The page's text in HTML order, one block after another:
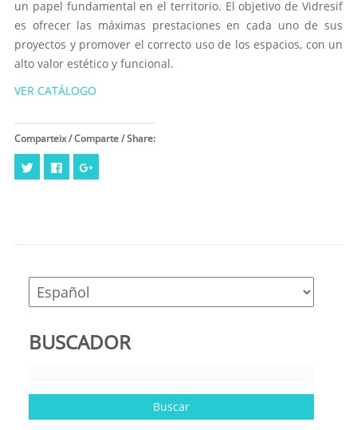
un papel fundamental en el territorio. El objetivo de Vidresif
es ofrecer las máximas prestaciones en cada uno de sus
proyectos y promover el correcto uso de los espacios, con un
alto valor estético y funcional.
VER CATÁLOGO
Comparteix / Comparte / Share:
Haz
para
Haz
para para
BUSCADOR